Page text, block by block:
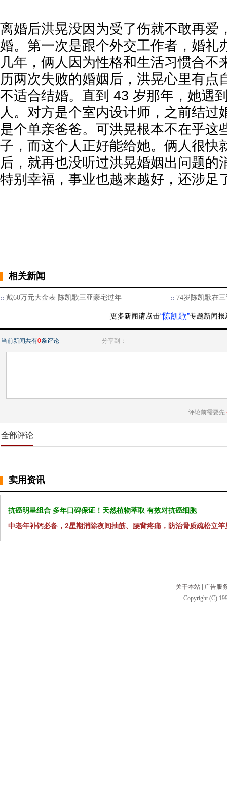
离婚后洪晃没因为受了伤就不敢再爱
婚。第一次是跟个外交工作者，婚礼
几年，俩人因为性格和生活习惯合不
历两次失败的婚姻后，洪晃心里有点
不适合结婚。直到 43 岁那年，她遇
人。对方是个室内设计师，之前结过
是个单亲爸爸。可洪晃根本不在乎这
子，而这个人正好能给她。俩人很快
后，就再也没听过洪晃婚姻出问题的
特别幸福，事业也越来越好，还涉足
相关新闻
戴60万元大金表 陈凯歌三亚豪宅过年 74岁陈凯歌在
“陈凯歌”
当前新闻共有0条评论 分享到：
评论前需要先
全部评论
实用资讯
抗癌明星组合 多年口碑保证！天然植物萃取 有效对抗癌细胞
中老年补钙必备，2星期消除夜间抽筋、腰背疼痛，防治骨质疏松立竿
关于本站
广告服
Copyright (C)